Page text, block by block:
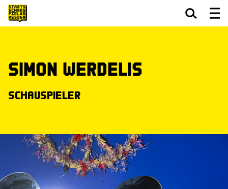
Simon Werdelis
Schauspieler